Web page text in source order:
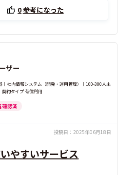
0参考になった
ザー
｜社内情報システム（開発・運用管理）｜100-300人未
契約タイプ 有償利用
確認済
投稿日： 2025年06月18日
やすいサービス